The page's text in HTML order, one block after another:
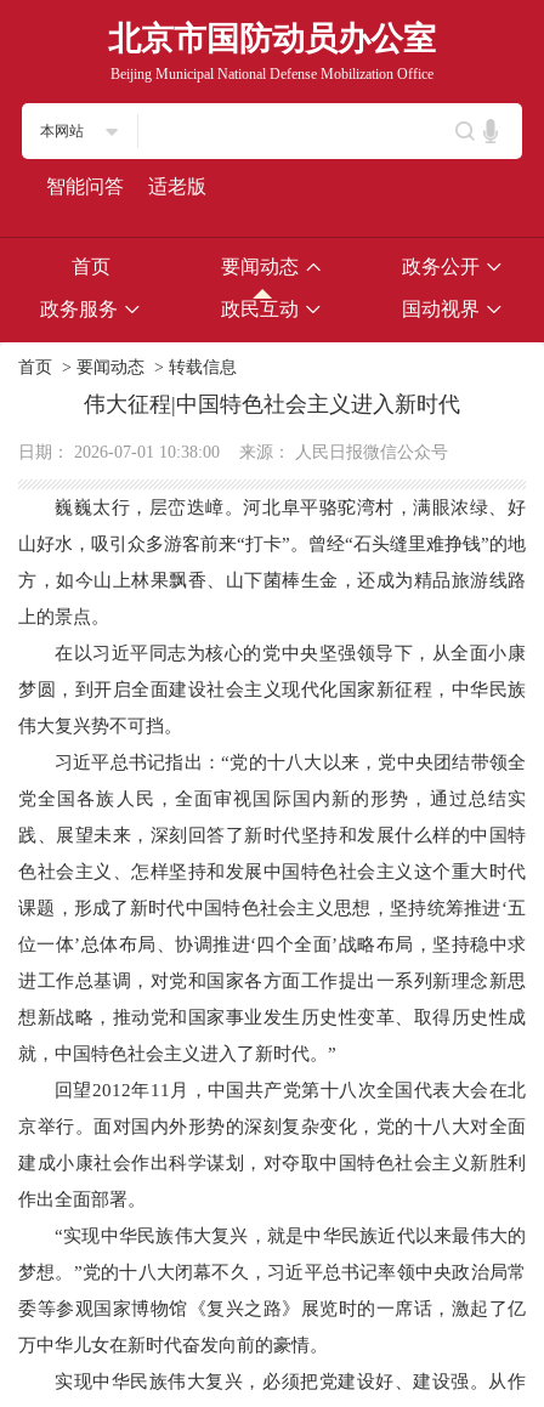
北京市国防动员办公室
Beijing Municipal National Defense Mobilization Office
本网站
智能问答 适老版
首页 要闻动态 政务公开
政务服务 政民互动 国动视界
首页 > 要闻动态 > 转载信息
伟大征程|中国特色社会主义进入新时代
日期： 2026-07-01 10:38:00 来源： 人民日报微信公众号
巍巍太行，层峦迭嶂。河北阜平骆驼湾村，满眼浓绿、好
山好水，吸引众多游客前来“打卡”。曾经“石头缝里难挣钱”的地
方，如今山上林果飘香、山下菌棒生金，还成为精品旅游线路
上的景点。
在以习近平同志为核心的党中央坚强领导下，从全面小康
梦圆，到开启全面建设社会主义现代化国家新征程，中华民族
伟大复兴势不可挡。
习近平总书记指出：“党的十八大以来，党中央团结带领全
党全国各族人民，全面审视国际国内新的形势，通过总结实
践、展望未来，深刻回答了新时代坚持和发展什么样的中国特
色社会主义、怎样坚持和发展中国特色社会主义这个重大时代
课题，形成了新时代中国特色社会主义思想，坚持统筹推进‘五
位一体’总体布局、协调推进‘四个全面’战略布局，坚持稳中求
进工作总基调，对党和国家各方面工作提出一系列新理念新思
想新战略，推动党和国家事业发生历史性变革、取得历史性成
就，中国特色社会主义进入了新时代。”
回望2012年11月，中国共产党第十八次全国代表大会在北
京举行。面对国内外形势的深刻复杂变化，党的十八大对全面
建成小康社会作出科学谋划，对夺取中国特色社会主义新胜利
作出全面部署。
“实现中华民族伟大复兴，就是中华民族近代以来最伟大的
梦想。”党的十八大闭幕不久，习近平总书记率领中央政治局常
委等参观国家博物馆《复兴之路》展览时的一席话，激起了亿
万中华儿女在新时代奋发向前的豪情。
实现中华民族伟大复兴，必须把党建设好、建设强。从作